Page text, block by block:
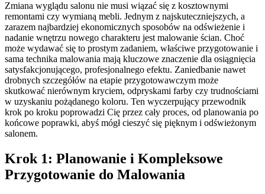
Zmiana wyglądu salonu nie musi wiązać się z kosztownymi
remontami czy wymianą mebli. Jednym z najskuteczniejszych, a
zarazem najbardziej ekonomicznych sposobów na odświeżenie i
nadanie wnętrzu nowego charakteru jest malowanie ścian. Choć
może wydawać się to prostym zadaniem, właściwe przygotowanie i
sama technika malowania mają kluczowe znaczenie dla osiągnięcia
satysfakcjonującego, profesjonalnego efektu. Zaniedbanie nawet
drobnych szczegółów na etapie przygotowawczym może
skutkować nierównym kryciem, odpryskami farby czy trudnościami
w uzyskaniu pożądanego koloru. Ten wyczerpujący przewodnik
krok po kroku poprowadzi Cię przez cały proces, od planowania po
końcowe poprawki, abyś mógł cieszyć się pięknym i odświeżonym
salonem.
Krok 1: Planowanie i Kompleksowe
Przygotowanie do Malowania